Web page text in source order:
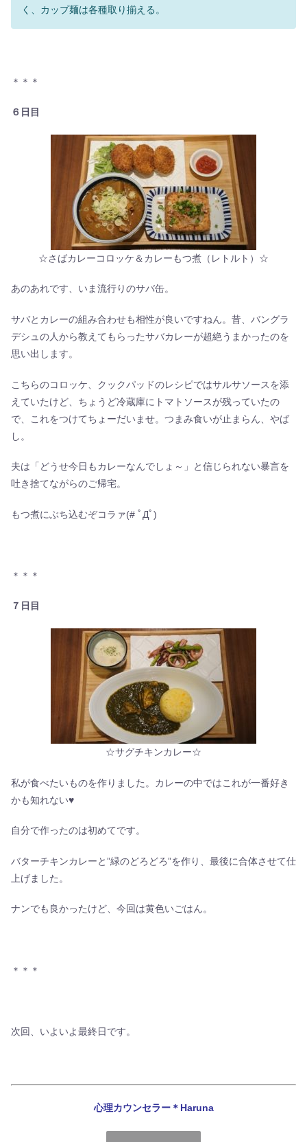
く、カップ麺は各種取り揃える。
＊＊＊
６日目
☆さばカレーコロッケ＆カレーもつ煮（レトルト）☆
あのあれです、いま流行りのサバ缶。
サバとカレーの組み合わせも相性が良いですねん。昔、バングラ
デシュの人から教えてもらったサバカレーが超絶うまかったのを
思い出します。
こちらのコロッケ、クックパッドのレシピではサルサソースを添
えていたけど、ちょうど冷蔵庫にトマトソースが残っていたの
で、これをつけてちょーだいませ。つまみ食いが止まらん、やば
し。
夫は「どうせ今日もカレーなんでしょ～」と信じられない暴言を
吐き捨てながらのご帰宅。
もつ煮にぶち込むぞコラァ(# ﾟДﾟ)
＊＊＊
７日目
☆サグチキンカレー☆
私が食べたいものを作りました。カレーの中ではこれが一番好き
かも知れない♥
自分で作ったのは初めてです。
バターチキンカレーと”緑のどろどろ”を作り、最後に合体させて仕
上げました。
ナンでも良かったけど、今回は黄色いごはん。
＊＊＊
次回、いよいよ最終日です。
心理カウンセラー＊Haruna